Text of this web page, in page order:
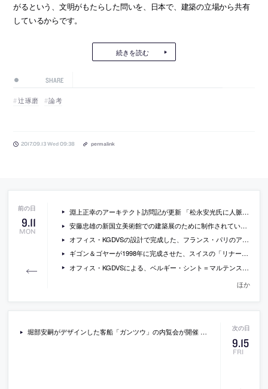
がるという、文明がもたらした問いを、日本で、建築の立場から共有
しているからです。
続きを読む
SHARE
辻琢磨 論考
2017.09.13 Wed 09:38 permalink
9.11
MON
淵上正幸のアーキテクト訪問記が更新 「松永安光氏に人脈インタビューを仕掛ける」
安藤忠雄の新国立美術館での建築展のために制作されている、原寸大の「光の教会」の新しい現場写真
オフィス・KGDVSの設計で完成した、フランス・パリのアート施設パレ・ド・トーキョー内の新しい書店の写真
ギゴン＆ゴヤーが1998年に完成させた、スイスの「リナー美術館」のクオリティ高めの動画
オフィス・KGDVSによる、ベルギー・シント＝マルテンス＝ラーテムの新図書館設計コンペの勝利案
ほか
9.15
FRI
堀部安嗣がデザインした客船「ガンツウ」の内覧会が開催 [2017/10/13]